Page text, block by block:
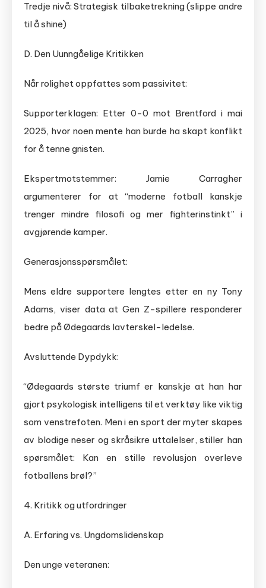
Tredje nivå: Strategisk tilbaketrekning (slippe andre
til å shine)
D. Den Uunngåelige Kritikken
Når rolighet oppfattes som passivitet:
Supporterklagen: Etter 0-0 mot Brentford i mai
2025, hvor noen mente han burde ha skapt konflikt
for å tenne gnisten.
Ekspertmotstemmer: Jamie Carragher
argumenterer for at “moderne fotball kanskje
trenger mindre filosofi og mer fighterinstinkt” i
avgjørende kamper.
Generasjonsspørsmålet:
Mens eldre supportere lengtes etter en ny Tony
Adams, viser data at Gen Z-spillere responderer
bedre på Ødegaards lavterskel-ledelse.
Avsluttende Dypdykk:
“Ødegaards største triumf er kanskje at han har
gjort psykologisk intelligens til et verktøy like viktig
som venstrefoten. Men i en sport der myter skapes
av blodige neser og skråsikre uttalelser, stiller han
spørsmålet: Kan en stille revolusjon overleve
fotballens brøl?”
4. Kritikk og utfordringer
A. Erfaring vs. Ungdomslidenskap
Den unge veteranen: